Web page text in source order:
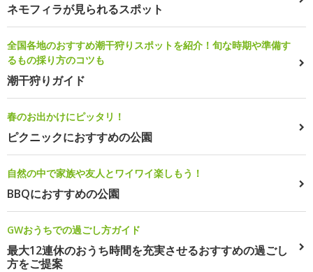
ネモフィラが見られるスポット
全国各地のおすすめ潮干狩りスポットを紹介！旬な時期や準備す
るもの採り方のコツも
潮干狩りガイド
春のお出かけにピッタリ！
ピクニックにおすすめの公園
自然の中で家族や友人とワイワイ楽しもう！
BBQにおすすめの公園
GWおうちでの過ごし方ガイド
最大12連休のおうち時間を充実させるおすすめの過ごし
方をご提案